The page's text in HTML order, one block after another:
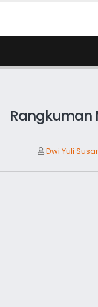
Rangkuman
Dwi Yuli